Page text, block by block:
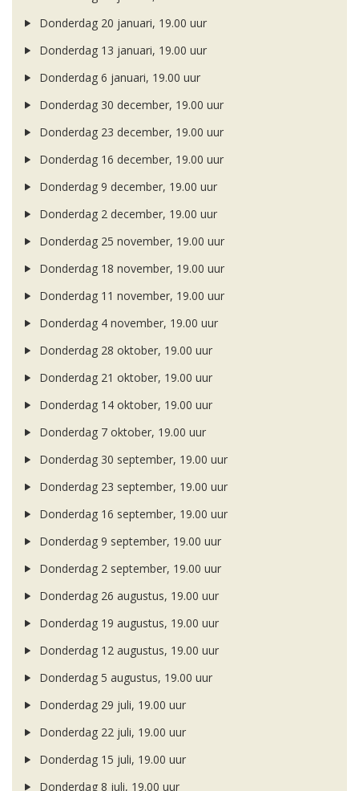
Donderdag 20 januari, 19.00 uur
Donderdag 13 januari, 19.00 uur
Donderdag 6 januari, 19.00 uur
Donderdag 30 december, 19.00 uur
Donderdag 23 december, 19.00 uur
Donderdag 16 december, 19.00 uur
Donderdag 9 december, 19.00 uur
Donderdag 2 december, 19.00 uur
Donderdag 25 november, 19.00 uur
Donderdag 18 november, 19.00 uur
Donderdag 11 november, 19.00 uur
Donderdag 4 november, 19.00 uur
Donderdag 28 oktober, 19.00 uur
Donderdag 21 oktober, 19.00 uur
Donderdag 14 oktober, 19.00 uur
Donderdag 7 oktober, 19.00 uur
Donderdag 30 september, 19.00 uur
Donderdag 23 september, 19.00 uur
Donderdag 16 september, 19.00 uur
Donderdag 9 september, 19.00 uur
Donderdag 2 september, 19.00 uur
Donderdag 26 augustus, 19.00 uur
Donderdag 19 augustus, 19.00 uur
Donderdag 12 augustus, 19.00 uur
Donderdag 5 augustus, 19.00 uur
Donderdag 29 juli, 19.00 uur
Donderdag 22 juli, 19.00 uur
Donderdag 15 juli, 19.00 uur
Donderdag 8 juli, 19.00 uur